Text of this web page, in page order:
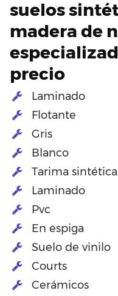
suelos
madera de
precio
Laminado
Flotante
Gris
Blanco
Tarima sintética
Laminado
Pvc
En espiga
Suelo de vinilo
Courts
Cerámicos